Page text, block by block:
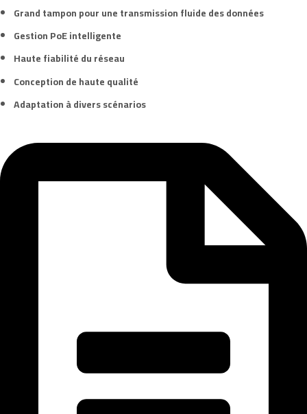
Grand tampon pour une transmission fluide des données
Gestion PoE intelligente
Haute fiabilité duréseau
Conception de haute qualité
Adaptation à divers scénarios